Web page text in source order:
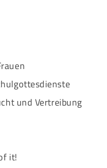
und Vertreibung
it!